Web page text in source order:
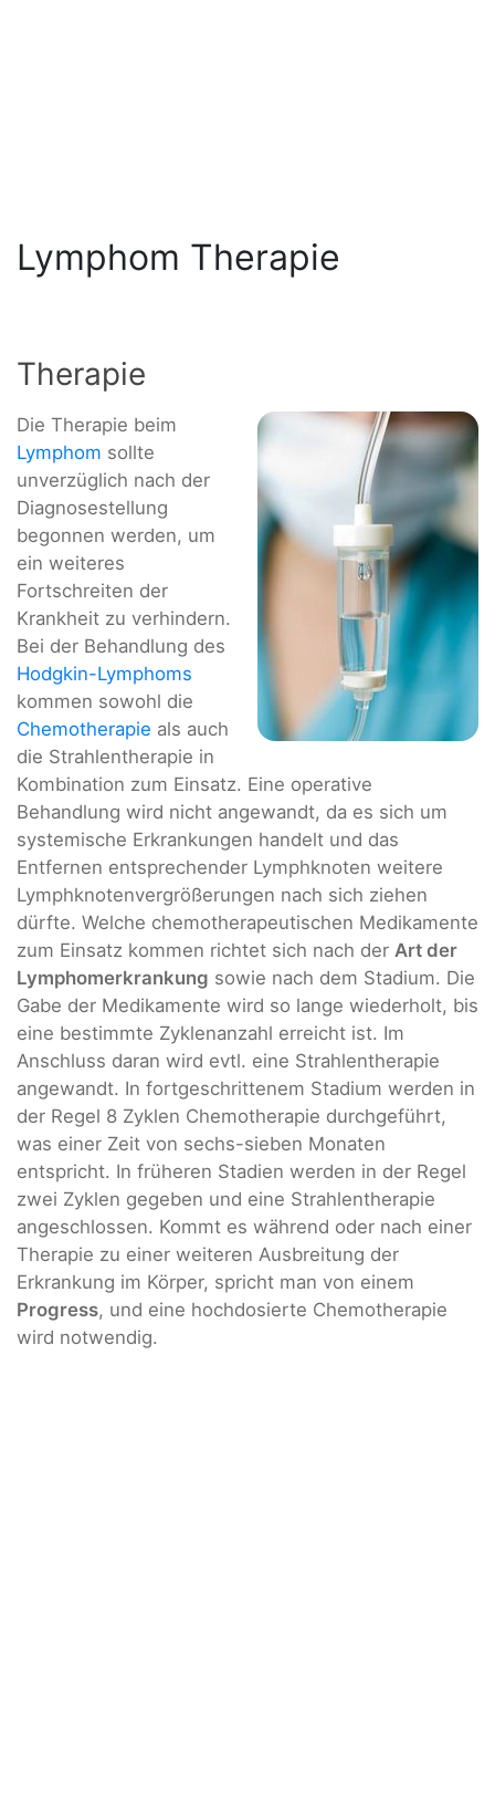
Lymphom Therapie
Therapie
Die Therapie beim
Lymphom sollte
unverzüglich nach der
Diagnosestellung
begonnen werden, um
ein weiteres
Fortschreiten der
Krankheit zu verhindern.
Bei der Behandlung des
Hodgkin-Lymphoms
kommen sowohl die
Chemotherapie als auch
die Strahlentherapie in
Kombination zum Einsatz. Eine operative
Behandlung wird nicht angewandt, da es sich um
systemische Erkrankungen handelt und das
Entfernen entsprechender Lymphknoten weitere
Lymphknotenvergrößerungen nach sich ziehen
dürfte. Welche chemotherapeutischen Medikamente
zum Einsatz kommen richtet sich nach der Art der
Lymphomerkrankung sowie nach dem Stadium. Die
Gabe der Medikamente wird so lange wiederholt, bis
eine bestimmte Zyklenanzahl erreicht ist. Im
Anschluss daran wird evtl. eine Strahlentherapie
angewandt. In fortgeschrittenem Stadium werden in
der Regel 8 Zyklen Chemotherapie durchgeführt,
was einer Zeit von sechs-sieben Monaten
entspricht. In früheren Stadien werden in der Regel
zwei Zyklen gegeben und eine Strahlentherapie
angeschlossen. Kommt es während oder nach einer
Therapie zu einer weiteren Ausbreitung der
Erkrankung im Körper, spricht man von einem
Progress, und eine hochdosierte Chemotherapie
wird notwendig.